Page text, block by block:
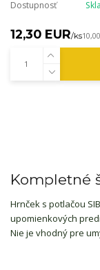
Dostupnosť
12,30 EUR/ks
Kompletné
Hrnček s potlačou
upomienkových
Nie je vhodný pre